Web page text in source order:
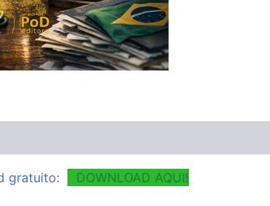
gratuito: DOWNLOAD AQUI!